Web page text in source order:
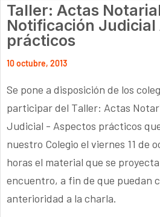
Taller: Actas
Notificación Judicial
prácticos
10 octubre, 2013
Se pone a disposición de los
participar del Taller: Actas
Judicial - Aspectos prácticos
nuestro Colegio el viernes 11 de
horas el material que se
encuentro, a fin de que puedan
anterioridad a la charla.